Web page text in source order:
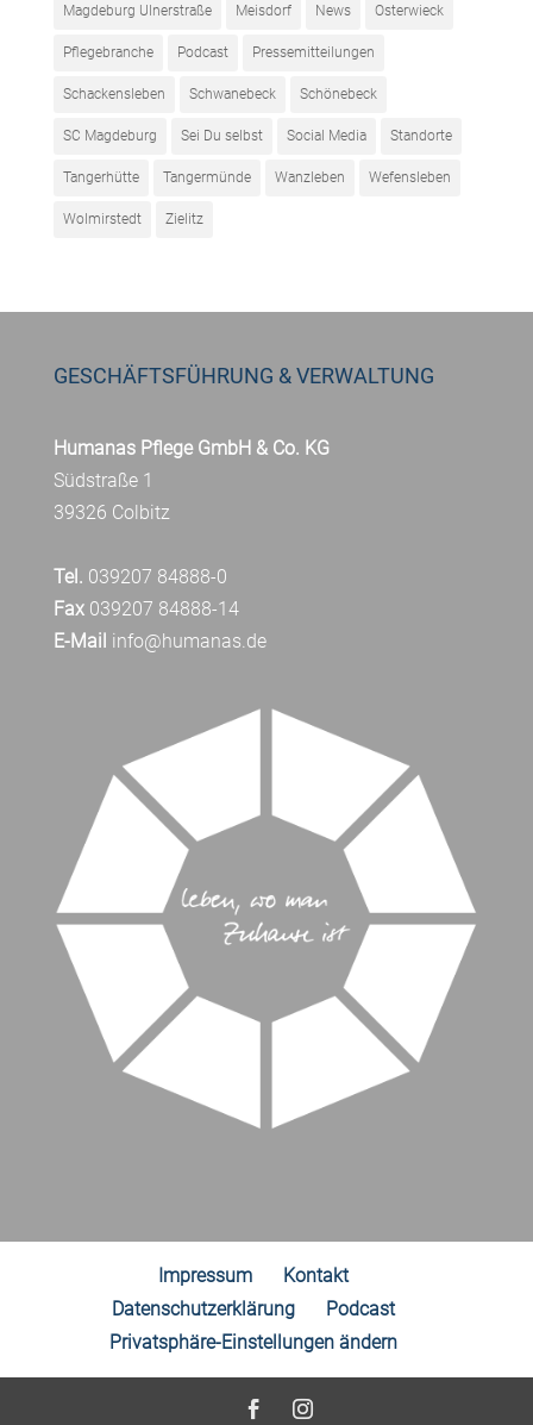
Magdeburg Ulnerstraße Meisdorf News Osterwieck
Pflegebranche Podcast Pressemitteilungen
Schackensleben Schwanebeck Schönebeck
SC Magdeburg Sei Du selbst Social Media Standorte
Tangerhütte Tangermünde Wanzleben Wefensleben
Wolmirstedt Zielitz
GESCHÄFTSFÜHRUNG & VERWALTUNG
Humanas Pflege GmbH & Co. KG
Südstraße 1
39326 Colbitz
Tel. 039207 84888-0
Fax039207 84888-14
E-Mail info@humanas.de
Impressum
Kontakt
Datenschutzerklärung
Podcast
Privatsphäre-Einstellungen ändern